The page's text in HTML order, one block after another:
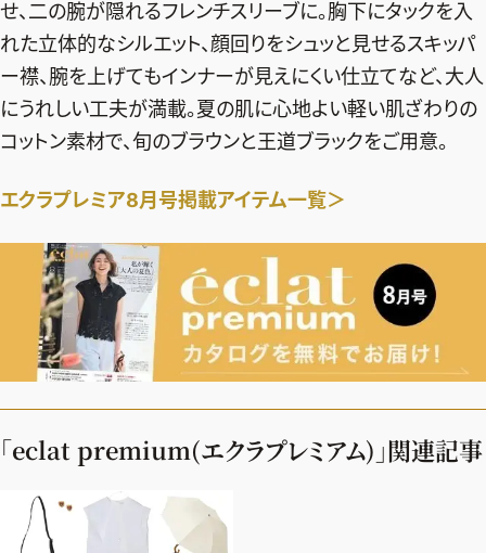
せ、二の腕が隠れるフレンチスリーブに。胸下にタックを入
れた立体的なシルエット、顔回りをシュッと見せるスキッパ
ー襟、腕を上げてもインナーが見えにくい仕立てなど、大人
にうれしい工夫が満載。夏の肌に心地よい軽い肌ざわりの
コットン素材で、旬のブラウンと王道ブラックをご用意。
エクラプレミア8月号掲載アイテム一覧＞
「eclat premium(エクラプレミアム)」関連記事